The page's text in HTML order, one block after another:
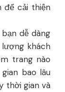
để cải thiện
dễ dàng
khách
trang nào
bao lâu
thời gian và